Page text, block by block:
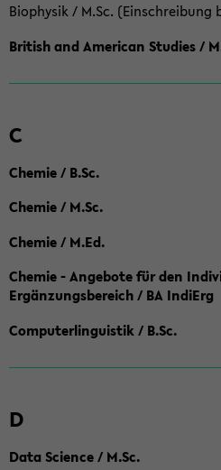
Biophysik / M.Sc. (Einschreibung
British and American Studies /
C
Chemie / B.Sc.
Chemie / M.Sc.
Chemie / M.Ed.
Chemie - Angebote für den
Ergänzungsbereich / BA IndiErg
Computerlinguistik / B.Sc.
D
Data Science / M.Sc.